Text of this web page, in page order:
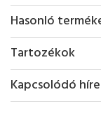
Hasonló
Tartozékok
Kapcsolódó